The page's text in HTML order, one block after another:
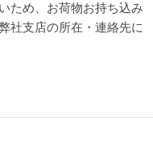
ため、お荷物お持ち込み
社支店の所在・連絡先に